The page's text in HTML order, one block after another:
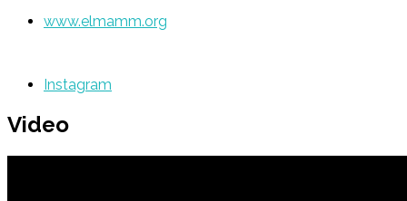
www.elmamm.org
Instagram
Video